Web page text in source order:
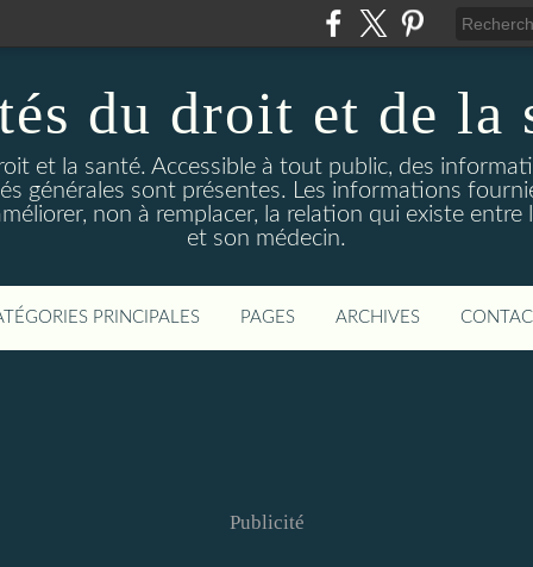
du droit et de la
et la santé. Accessible à tout public, des
générales sont présentes. Les informations
non à remplacer, la relation qui existe
et son médecin.
PRINCIPALES PAGES ARCHIVES
Publicité